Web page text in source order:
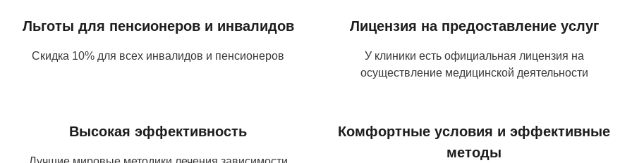
Льготы для пенсионеров и инвалидов
Скидка 10% для всех инвалидов и пенсионеров
Лицензия на предоставление услуг
У клиники есть официальная лицензия на
осуществление медицинской деятельности
Высокая эффективность
Комфортные условия и эффективные
методы